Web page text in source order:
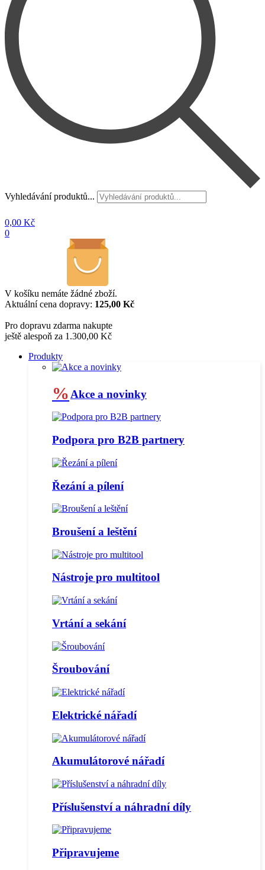
Vyhledávání produktů...
0,00 Kč
0
V košíku nemáte žádné zboží.
Aktuální cena dopravy: 125,00 Kč
Pro dopravu zdarma nakupte
ještě alespoň za 1.300,00 Kč
Produkty
% Akce a novinky
Podpora pro B2B partnery
Řezání a pílení
Broušení a leštění
Nástroje pro multitool
Vrtání a sekání
Šroubování
Elektrické nářadí
Akumulátorové nářadí
Příslušenství a náhradní díly
Připravujeme